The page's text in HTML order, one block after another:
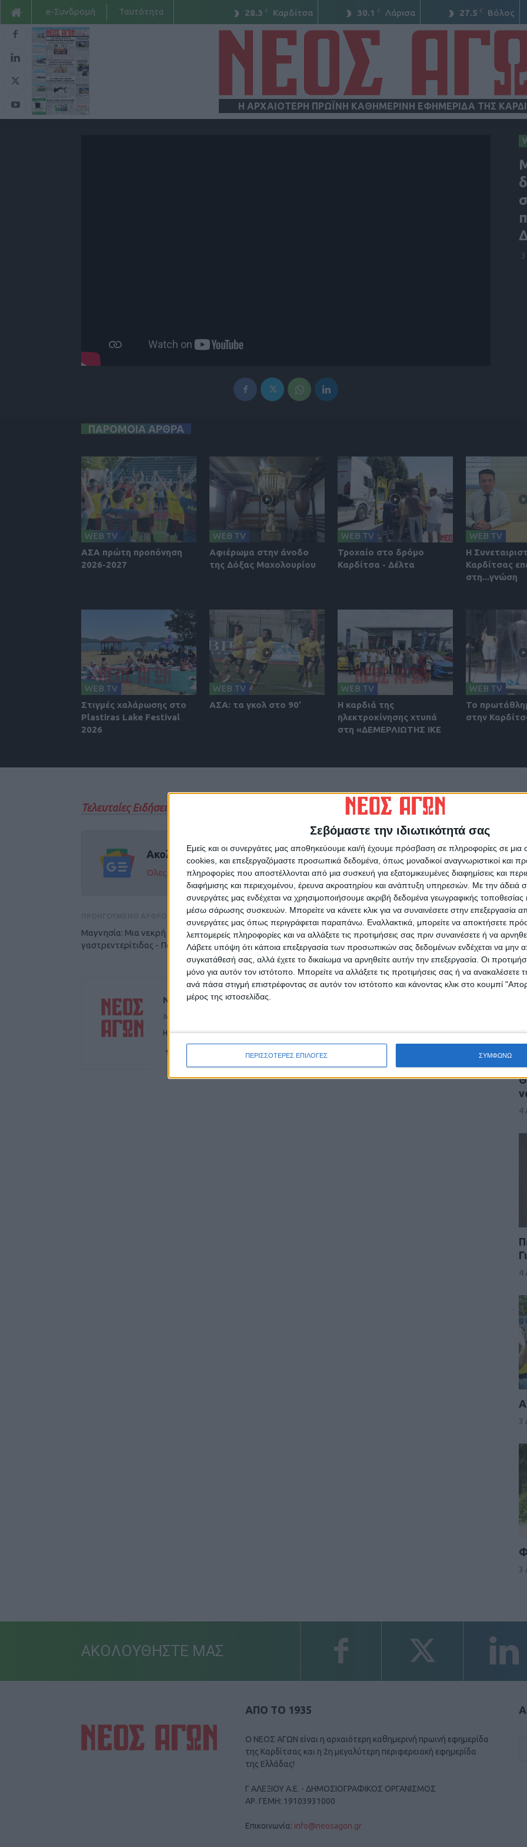
Σεβόμαστε την ιδιωτικότητά σας
Εμείς και οι συνεργάτες μας αποθηκεύουμε και/ή έχουμε πρόσβαση σε πληροφορίες σε
cookies, και επεξεργαζόμαστε προσωπικά δεδομένα, όπως μοναδικοί αναγνωριστικοί και
πληροφορίες που αποστέλλονται από μια συσκευή για εξατομικευμένες διαφημίσεις και
διαφήμισης και περιεχομένου, έρευνα ακροατηρίου και ανάπτυξη υπηρεσιών. Με την άδειά
συνεργάτες μας ενδέχεται να χρησιμοποιήσουμε ακριβή δεδομένα γεωγραφικής τοποθεσίας
μέσω σάρωσης συσκευών. Μπορείτε να κάνετε κλικ για να συναινέσετε στην επεξεργασία
συνεργάτες μας όπως περιγράφεται παραπάνω. Εναλλακτικά, μπορείτε να αποκτήσετε
λεπτομερείς πληροφορίες και να αλλάξετε τις προτιμήσεις σας πριν συναινέσετε ή να
Λάβετε υπόψη ότι κάποια επεξεργασία των προσωπικών σας δεδομένων ενδέχεται να μην
συγκατάθεσή σας, αλλά έχετε το δικαίωμα να αρνηθείτε αυτήν την επεξεργασία. Οι
μόνο για αυτόν τον ιστότοπο. Μπορείτε να αλλάξετε τις προτιμήσεις σας ή να ανακαλέσετε
ανά πάσα στιγμή επιστρέφοντας σε αυτόν τον ιστότοπο και κάνοντας κλικ στο κουμπί
μέρος της ιστοσελίδας.
ΠΕΡΙΣΣΟΤΕΡΕΣ ΕΠΙΛΟΓΕΣ ΣΥΜΦΩΝΩ
28.3 C Καρδίτσα 30.1 C Λάρισα 27.5 C Βόλος
e-Συνδρομή Ταυτότητα
Η ΑΡΧΑΙΟΤΕΡΗ ΠΡΩΪΝΗ ΚΑΘΗΜΕΡΙΝΗ ΕΦΗΜΕΡΙΔΑ ΤΗΣ
ΠΑΡΟΜΟΙΑ ΑΡΘΡΑ
WEB TV
ΑΣΑ πρώτη προπόνηση
2026-2027
WEB TV
Αφιέρωμα στην άνοδο
της Δόξας Μαχολουρίου
WEB TV
Τροχαίο στο δρόμο
Καρδίτσα - Δέλτα
WEB TV
Η
Καρδίτσας
στη...γνώση
WEB TV
Στιγμές χαλάρωσης στο
Plastiras Lake Festival
2026
WEB TV
ΑΣΑ: τα γκολ στο 90'
WEB TV
Η καρδιά της
ηλεκτροκίνησης χτυπά
στη «ΔΕΜΕΡΛΙΩΤΗΣ ΙΚΕ
WEB TV
Το
στην
Τελευταίες Ειδήσεις Σήμερα
Ακολούθησε την εφημερίδα ΝΕΟΣ ΑΓΩΝ στο Google News!
Όλες οι εξελίξεις στην περιοχή της Καρδίτσας και ευρύτερα της Θεσσαλίας
Mαγνησία: Μια νεκρή από την έξαρση
γαστρεντερίτιδας - Παρέμβαση εισαγγελέα
ΕΠΟΜΕΝΟ ΑΡΘΡΟ
Πρωινό μαγκαζίνο 3/6/2024
ΝΕΟΣ ΑΓΩΝ
https://neosagon.gr
Η Αρχαιότερη Καθημερινή Πρωινή Εφημερίδα της Καρδίτσας
4
4
3
3
ΑΚΟΛΟΥΘΗΣΤΕ ΜΑΣ
ΑΠΟ ΤΟ 1935
Ο ΝΕΟΣ ΑΓΩΝ είναι η αρχαιότερη καθημερινή πρωινή εφημερίδα
της Καρδίτσας και η 2η μεγαλύτερη περιφερειακή εφημερίδα
της Ελλάδας!
Γ ΑΛΕΞΙΟΥ Α.Ε. - ΔΗΜΟΣΙΟΓΡΑΦΙΚΟΣ ΟΡΓΑΝΙΣΜΟΣ
ΑΡ. ΓΕΜΗ: 19103931000
Επικοινωνία: info@neosagon.gr